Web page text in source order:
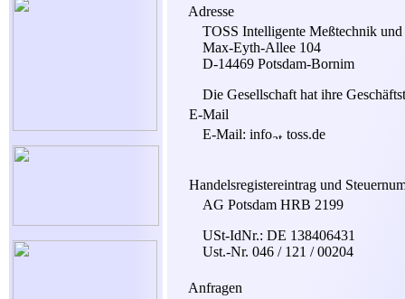
Adresse
TOSS Intelligente Meßtechnik
Max-Eyth-Allee 104
D-14469 Potsdam-Bornim
Die Gesellschaft hat ihre
E-Mail
E-Mail: info
toss.de
Handelsregistereintrag und
AG Potsdam HRB 2199
USt-IdNr.: DE 138406431
Ust.-Nr. 046 / 121 / 00204
Anfragen